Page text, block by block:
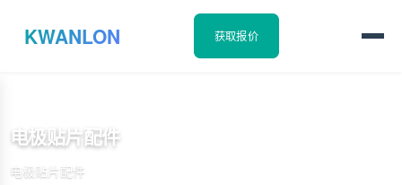
KWANLON 获取报价
电极贴片配件
电极贴片配件